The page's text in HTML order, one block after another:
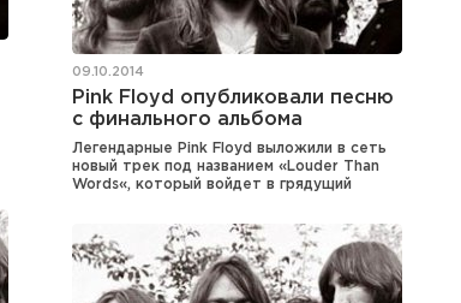
09.10.2014
Pink Floyd опубликовали песню
с финального альбома
Легендарные Pink Floyd выложили в сеть
новый трек под названием «Louder Than
Words«, который войдет в грядущий